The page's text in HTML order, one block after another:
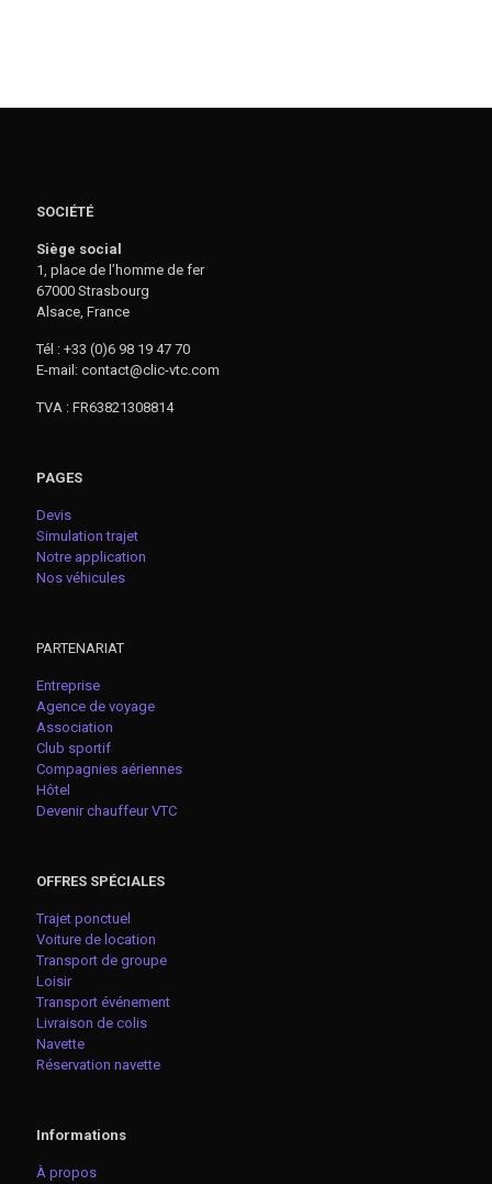
SOCIÉTÉ
Siège social
1, place de l’homme de fer
67000 Strasbourg
Alsace, France
Tél : +33 (0)6 98 19 47 70
E-mail: contact@clic-vtc.com
TVA : FR63821308814
PAGES
Devis
Simulation trajet
Notre application
Nos véhicules
PARTENARIAT
Entreprise
Agence de voyage
Association
Club sportif
Compagnies aériennes
Hôtel
Devenir chauffeur VTC
OFFRES SPÉCIALES
Trajet ponctuel
Voiture de location
Transport de groupe
Loisir
Transport événement
Livraison de colis
Navette
Réservation navette
Informations
À propos